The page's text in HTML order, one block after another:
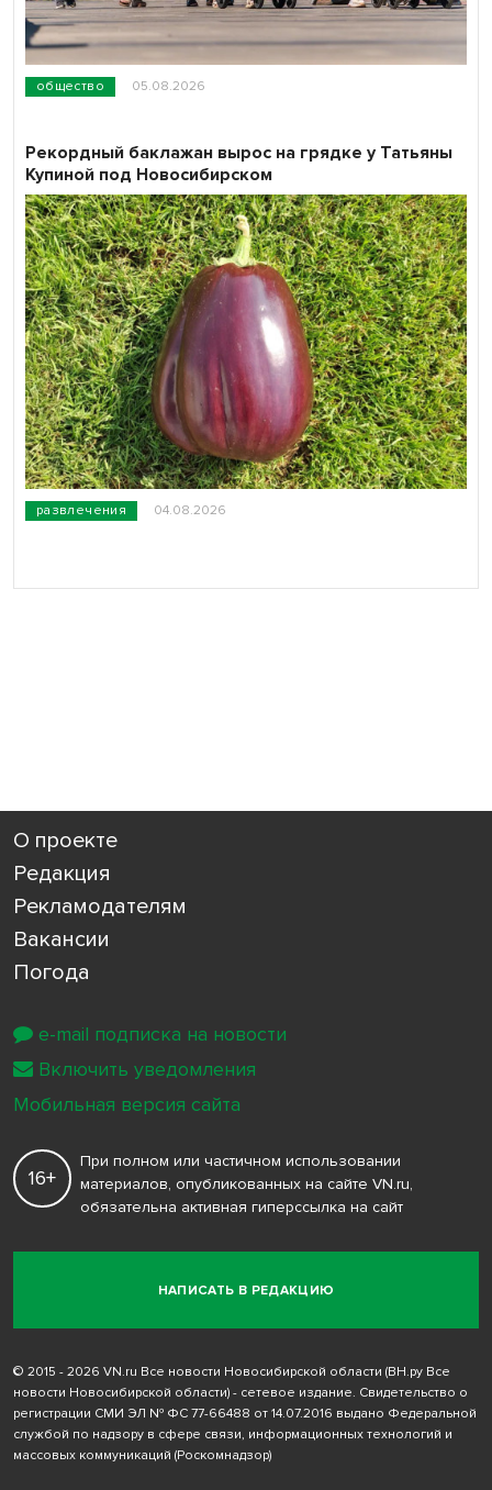
общество 05.08.2026
развлечения 04.08.2026
Рекордный баклажан вырос на грядке у Татьяны
Купиной под Новосибирском
О проекте
Редакция
Рекламодателям
Вакансии
Погода
НАПИСАТЬ В РЕДАКЦИЮ
16+
При полном или частичном использовании
материалов, опубликованных на сайте VN.ru,
обязательна активная гиперссылка на сайт
© 2015 - 2026 VN.ru Все новости Новосибирской области (ВН.ру Все
новости Новосибирской области) - сетевое издание. Свидетельство о
регистрации СМИ ЭЛ № ФС 77-66488 от 14.07.2016 выдано Федеральной
службой по надзору в сфере связи, информационных технологий и
массовых коммуникаций (Роскомнадзор)
e-mail подписка на новости
Включить уведомления
Мобильная версия сайта